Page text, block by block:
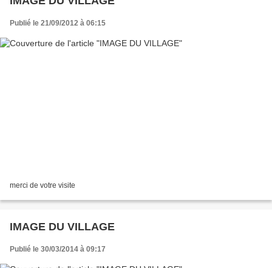
Publié le 21/09/2012 à 06:15
merci de votre visite
IMAGE DU VILLAGE
Publié le 30/03/2014 à 09:17